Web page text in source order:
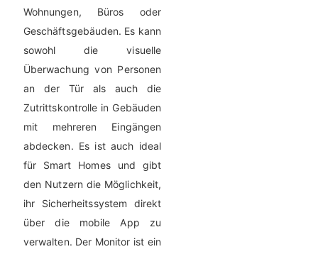
Wohnungen, Büros oder
Geschäftsgebäuden. Es kann
sowohl die visuelle
Überwachung von Personen
an der Tür als auch die
Zutrittskontrolle in Gebäuden
mit mehreren Eingängen
abdecken. Es ist auch ideal
für Smart Homes und gibt
den Nutzern die Möglichkeit,
ihr Sicherheitssystem direkt
über die mobile App zu
verwalten. Der Monitor ist ein